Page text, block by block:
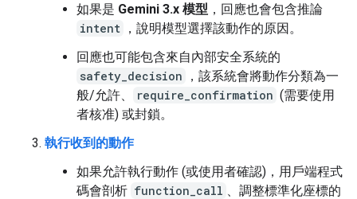
如果是 Gemini 3.x 模型 ，回應也會包含推論
intent ，說明模型選擇該動作的原因。
回應也可能包含來自內部安全系統的
safety_decision
，該系統會將動作分類為一
般/允許、
require_confirmation (需要使用
者核准) 或封鎖。
執行收到的動作
如果允許執行動作 (或使用者確認)，用戶端程式
碼會剖析 function_call 、調整標準化座標的